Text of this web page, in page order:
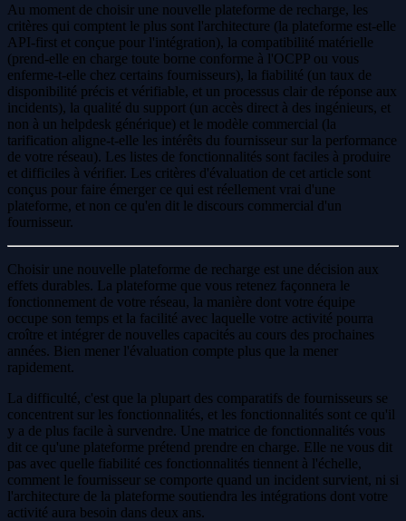
Au moment de choisir une nouvelle plateforme de recharge, les
critères qui comptent le plus sont l'architecture (la plateforme est-elle
API-first et conçue pour l'intégration), la compatibilité matérielle
(prend-elle en charge toute borne conforme à l'OCPP ou vous
enferme-t-elle chez certains fournisseurs), la fiabilité (un taux de
disponibilité précis et vérifiable, et un processus clair de réponse aux
incidents), la qualité du support (un accès direct à des ingénieurs, et
non à un helpdesk générique) et le modèle commercial (la
tarification aligne-t-elle les intérêts du fournisseur sur la performance
de votre réseau). Les listes de fonctionnalités sont faciles à produire
et difficiles à vérifier. Les critères d'évaluation de cet article sont
conçus pour faire émerger ce qui est réellement vrai d'une
plateforme, et non ce qu'en dit le discours commercial d'un
fournisseur.
Choisir une nouvelle plateforme de recharge est une décision aux
effets durables. La plateforme que vous retenez façonnera le
fonctionnement de votre réseau, la manière dont votre équipe
occupe son temps et la facilité avec laquelle votre activité pourra
croître et intégrer de nouvelles capacités au cours des prochaines
années. Bien mener l'évaluation compte plus que la mener
rapidement.
La difficulté, c'est que la plupart des comparatifs de fournisseurs se
concentrent sur les fonctionnalités, et les fonctionnalités sont ce qu'il
y a de plus facile à survendre. Une matrice de fonctionnalités vous
dit ce qu'une plateforme prétend prendre en charge. Elle ne vous dit
pas avec quelle fiabilité ces fonctionnalités tiennent à l'échelle,
comment le fournisseur se comporte quand un incident survient, ni si
l'architecture de la plateforme soutiendra les intégrations dont votre
activité aura besoin dans deux ans.